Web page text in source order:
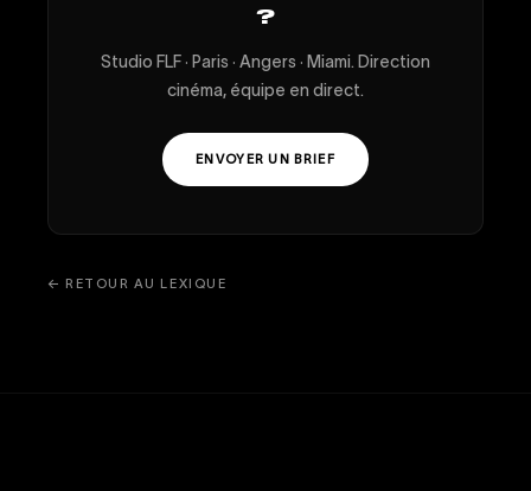
?
Studio FLF · Paris · Angers · Miami. Direction
cinéma, équipe en direct.
ENVOYER UN BRIEF
← RETOUR AU LEXIQUE